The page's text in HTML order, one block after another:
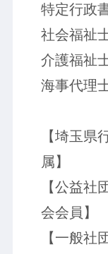
特定行政
社会福祉
介護福祉
海事代理
【埼玉県
属】
【公益社
会会員】
【一般社